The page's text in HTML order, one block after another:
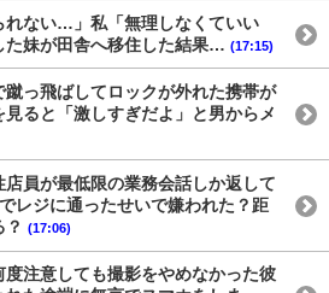
れない…」私「無理しなくていい
妹が田舎へ移住した結果… (17:15)
っ飛ばしてロックが外れた携帯が
ると「激しすぎだよ」と男からメ
員が最低限の業務会話しか返して
レジに通ったせいで嫌われた？距
(17:06)
注意しても撮影をやめなかった彼